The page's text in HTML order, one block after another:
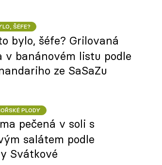
ŠÉFE?
bylo, šéfe? Grilovaná
v banánovém listu podle
ze SaSaZu
PLODY
pečená v soli s
salátem podle
Svátkové